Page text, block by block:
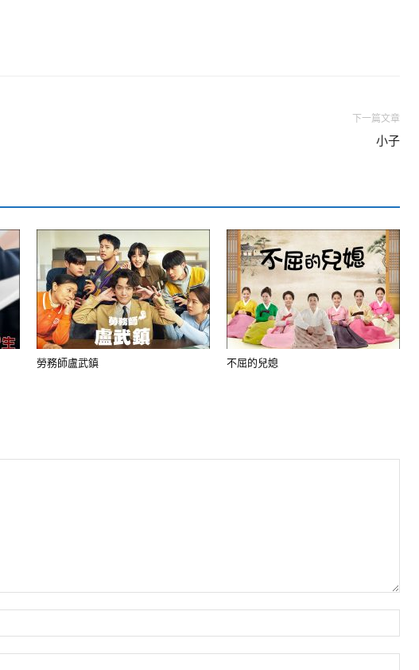
下一篇文章
小子
勞務師盧武鎮 不屈的兒媳